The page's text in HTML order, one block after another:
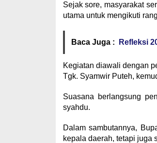
Sejak sore, masyarakat
utama untuk mengikuti
Baca Juga : Refleksi
Kegiatan diawali dengan
Tgk. Syamwir Puteh,
Suasana berlangsung
syahdu.
Dalam sambutannya,
kepala daerah, tetapi juga